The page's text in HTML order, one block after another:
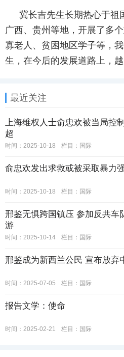
冀长吉先生长期热心于祖
广西、贵州等地，开展了多
寡老人、贫困地区学子等，
生，在今后的发展道路上，
最近关注
上海维权人士俞忠欢被当局控
超
时间：2025-10-18 栏目： 国际
俞忠欢发出求救或被采取暴力
时间：2025-10-18 栏目： 国际
邢鉴无惧跨国镇压 参加反共车
游
时间：2025-10-14 栏目： 国际
邢鉴成为新西兰公民 宣布放弃
时间：2025-07-05 栏目： 国际
报告文学：使命
时间：2025-02-21 栏目： 国际